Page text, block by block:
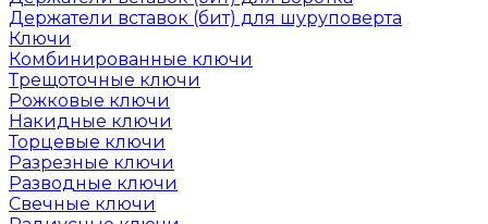
Держатели вставок (бит) для шуруповерта
Ключи
Комбинированные ключи
Трещоточные ключи
Рожковые ключи
Накидные ключи
Торцевые ключи
Разрезные ключи
Разводные ключи
Свечные ключи